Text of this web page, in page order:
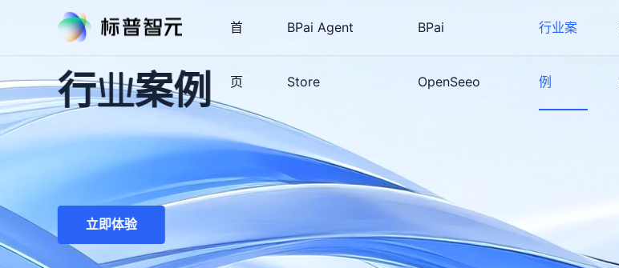
首
页
BPai Agent
Store
BPai
OpenSeeo
行业案
例
行业案例
立即体验